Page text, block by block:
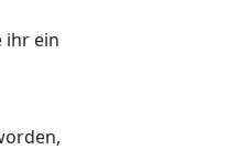
ihr ein